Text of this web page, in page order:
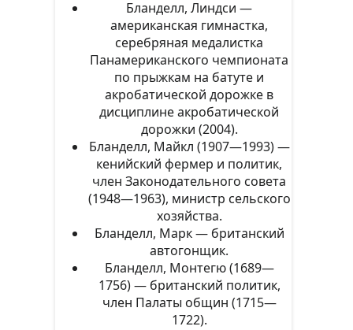
Бланделл, Линдси —
американская гимнастка,
серебряная медалистка
Панамериканского чемпионата
по прыжкам на батуте и
акробатической дорожке в
дисциплине акробатической
дорожки (2004).
Бланделл, Майкл (1907—1993) —
кенийский фермер и политик,
член Законодательного совета
(1948—1963), министр сельского
хозяйства.
Бланделл, Марк — британский
автогонщик.
Бланделл, Монтегю (1689—
1756) — британский политик,
член Палаты общин (1715—
1722).